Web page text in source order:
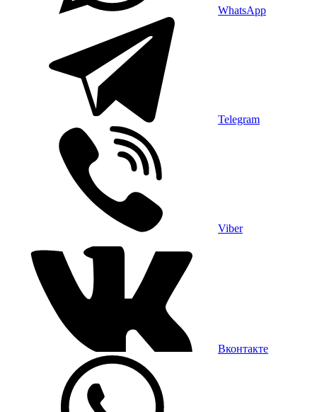
WhatsApp
Telegram
Viber
Вконтакте